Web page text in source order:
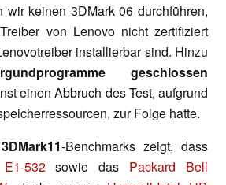
wir keinen 3DMark 06 durchführen,
von Lenovo nicht zertifiziert
installierbar sind. Hinzu
geschlossen
einen Abbruch des Test, aufgrund
zur Folge hatte.
3DMark11-Benchmarks zeigt, dass
532sowie das Packard Bell